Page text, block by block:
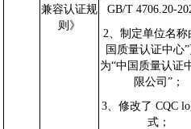
兼容认证规
则》
GB/T 4706.20-
2 、制定单位名称
国质量认证中心
为“中国质量认证
限公司”；
3 、修改了 CQC
式；